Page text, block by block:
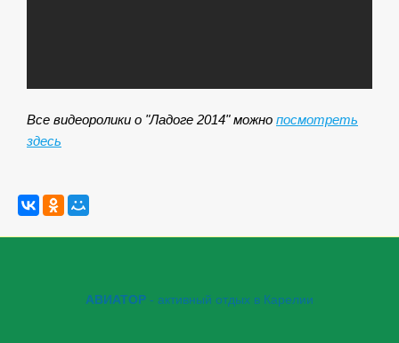
Все видеоролики о "Ладоге 2014" можно посмотреть
здесь
АВИАТОР - активный отдых в Карелии